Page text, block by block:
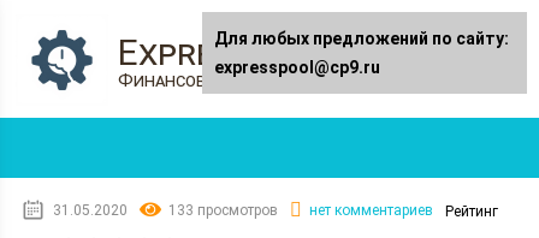
Expresspool.ru
Финансовый журнал
31.05.2020 133 просмотров нет комментариев Рейтинг
Для любых предложений по сайту:
expresspool@cp9.ru